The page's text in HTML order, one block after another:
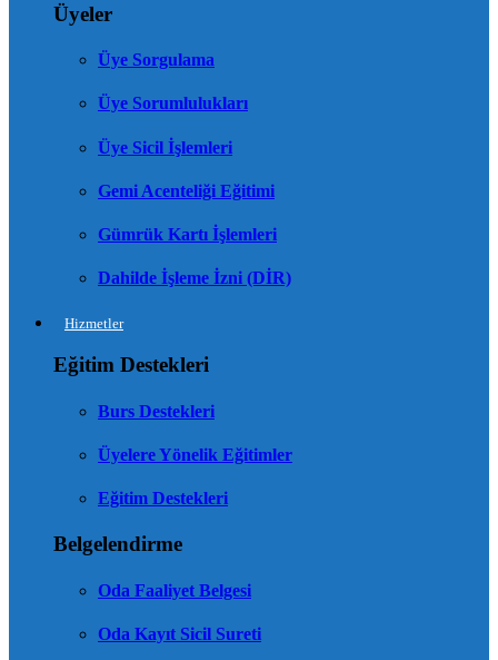
Üyeler
Üye Sorgulama
Üye Sorumlulukları
Üye Sicil İşlemleri
Gemi Acenteliği Eğitimi
Gümrük Kartı İşlemleri
Dahilde İşleme İzni (DİR)
Hizmetler
Eğitim Destekleri
Burs Destekleri
Üyelere Yönelik Eğitimler
Eğitim Destekleri
Belgelendirme
Oda Faaliyet Belgesi
Oda Kayıt Sicil Sureti